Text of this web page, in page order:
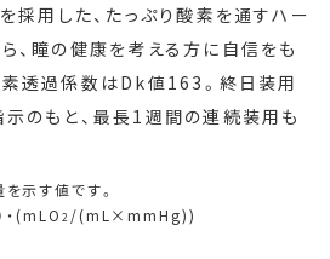
採用した、たっぷり酸素を通すハー
、瞳の健康を考える方に自信をも
素透過係数はDk値163。終日装用
示のもと、最長1週間の連続装用も
示す値です。
・(mLO 2 /(mL×mmHg))